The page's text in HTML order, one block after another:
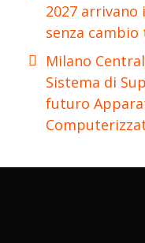
2027 arrivano
senza cambio
Milano
Sistema di
futuro